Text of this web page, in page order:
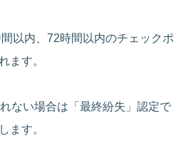
以内、72時間以内のチェックポ
ます。
ない場合は「最終紛失」認定で
ます。